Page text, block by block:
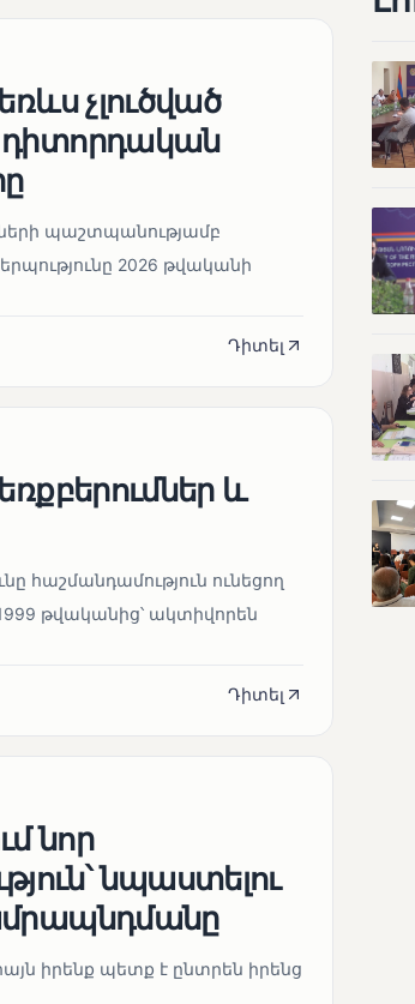
չլուծված
դիտորդական
պաշտպանությամբ
2026 թվականի
Դիտել
և
հաշմանդամություն ունեցող
թվականից՝ ակտիվորեն
Դիտել
նոր
նպաստելու
իրենք պետք է ընտրեն իրենց